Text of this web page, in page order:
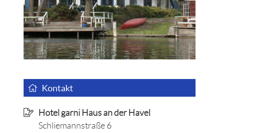
Kontakt
Hotel garni Haus an der Havel
Schliemannstraße 6